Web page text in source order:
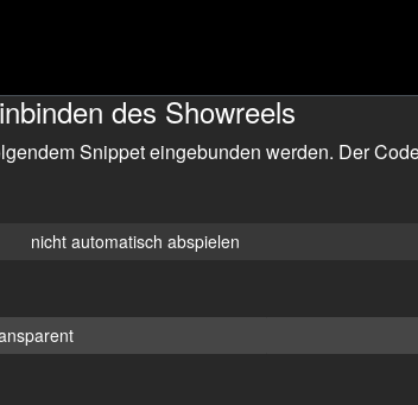
des Showreels
Snippet eingebunden werden. Der
nicht automatisch abspielen